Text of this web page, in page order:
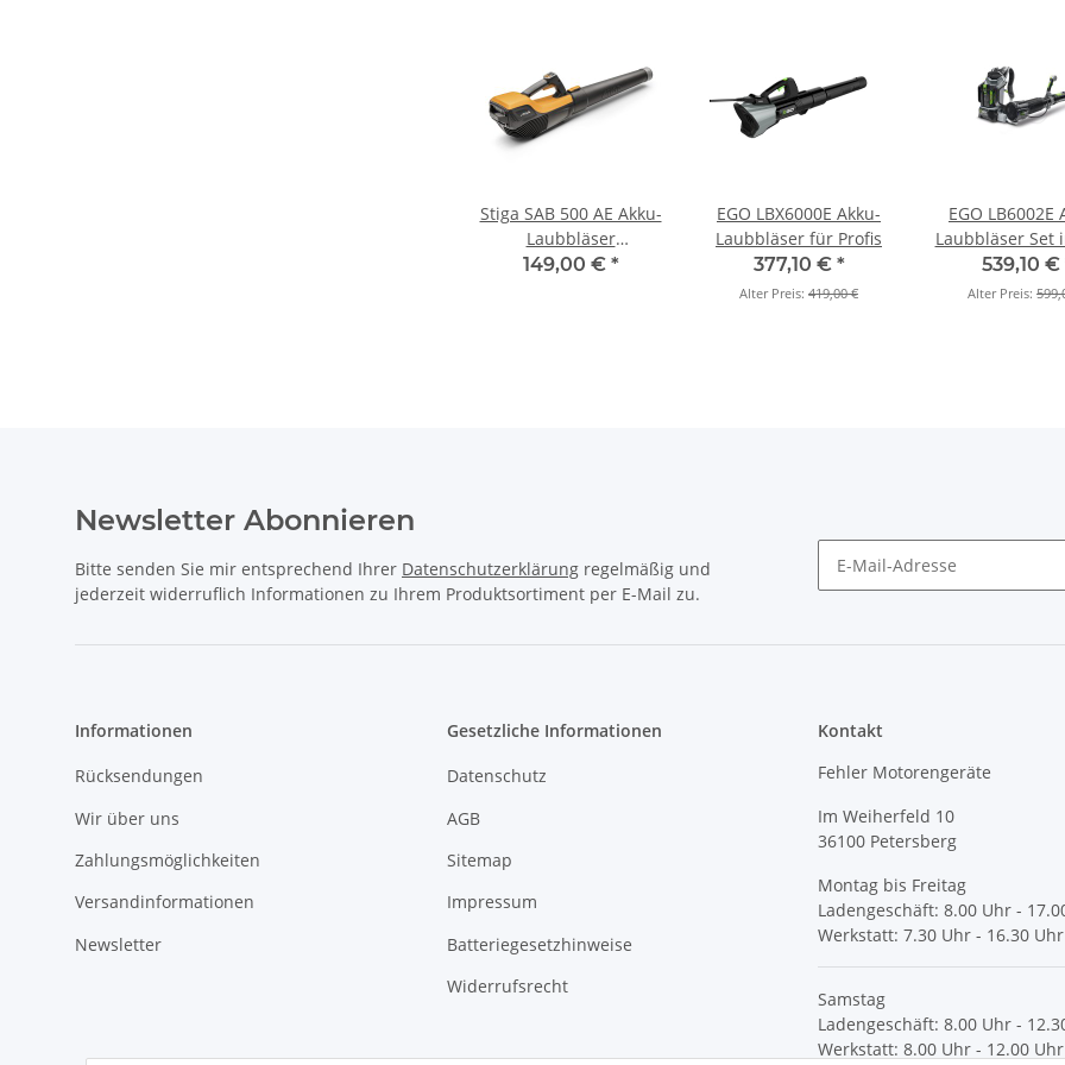
Stiga SAB 500 AE Akku-
Laubbläser
(Grundgerät)
149,00 € *
EGO LBX6000E Akku-
Laubbläser für Profis
377,10 € *
Alter Preis: 419,00 €
EGO LB6002E
Laubbläser Set
Ah Akku
539,10 €
Alter Preis:
Newsletter Abonnieren
Bitte senden Sie mir entsprechend Ihrer Datenschutzerklärung regelmäßig und
jederzeit widerruflich Informationen zu Ihrem Produktsortiment per E-Mail zu.
Informationen
Rücksendungen
Wir über uns
Zahlungsmöglichkeiten
Versandinformationen
Newsletter
Gesetzliche Informationen
Datenschutz
AGB
Sitemap
Impressum
Batteriegesetzhinweise
Widerrufsrecht
Kontakt
Fehler Motorengeräte
Im Weiherfeld 10
36100 Petersberg
Montag bis Freitag
Ladengeschäft: 8.00 Uhr -
Werkstatt: 7.30 Uhr - 16.30 Uhr
Samstag
Ladengeschäft: 8.00 Uhr -
Werkstatt: 8.00 Uhr - 12.00 Uhr